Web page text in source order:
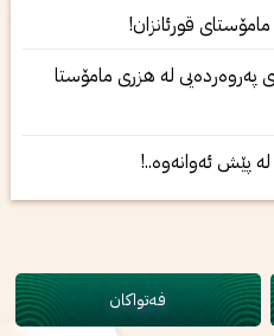
فەتواکان
قورئانزان!
له‌ هزرى مامۆستا
ئه‌وانه‌وه‌..!